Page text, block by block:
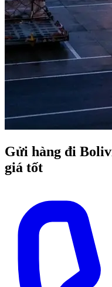
Gửi hàng đi
giá tốt